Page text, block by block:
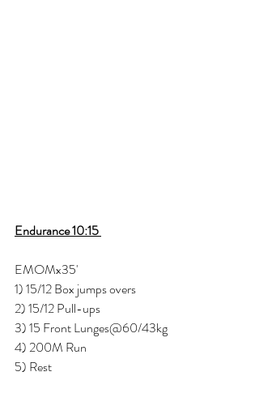
Endurance 10:15
EMOMx35'
1) 15/12 Box jumps overs
2) 15/12 Pull-ups
3) 15 Front Lunges@60/43kg
4) 200M Run
5) Rest